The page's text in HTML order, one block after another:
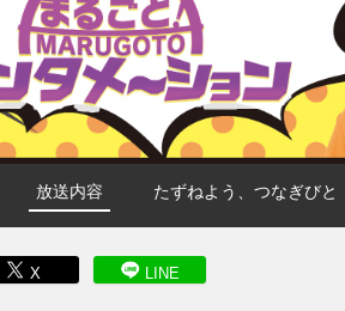
放送内容 たずねよう、つなぎびと
X LINE